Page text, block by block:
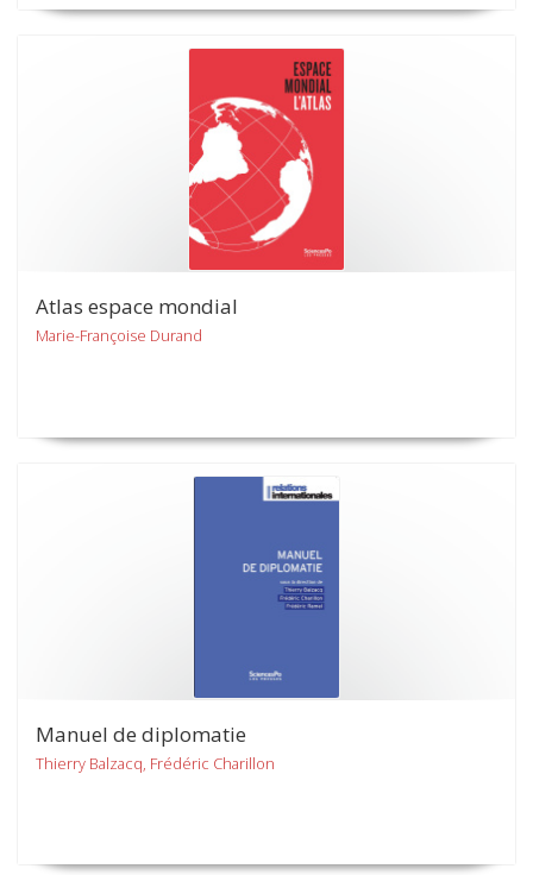
Atlas espace mondial
Marie-Françoise Durand
Manuel de diplomatie
Thierry Balzacq, Frédéric Charillon